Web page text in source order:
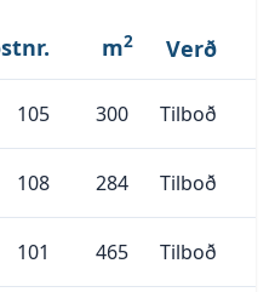
m2 Verð
Sóltún 26
105 300 Tilboð
Vegmúli 2
108 284 Tilboð
Austurstræti 22
101 465 Tilboð